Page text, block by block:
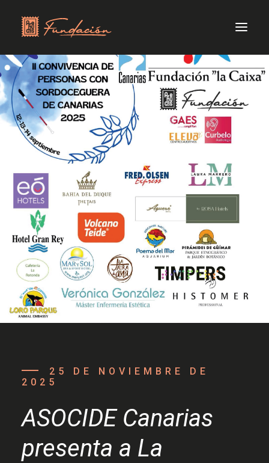
25 DE NOVIEMBRE DE
2025
ASOCIDE Canarias
presenta a La